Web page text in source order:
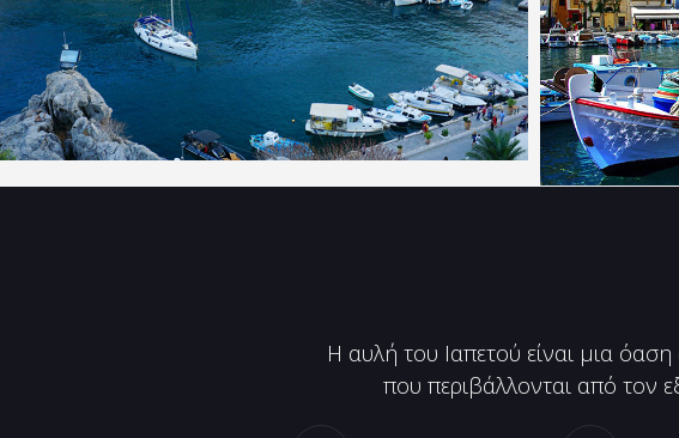
Η αυλή του Ιαπετού είναι μια
που περιβάλλονται από τον